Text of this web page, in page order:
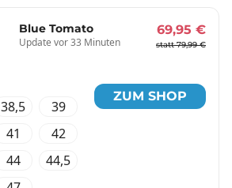
Blue Tomato
Update vor 33 Minuten
69,95 €
statt 79,99 €
38,5
39
41
42
44
44,5
ZUM SHOP